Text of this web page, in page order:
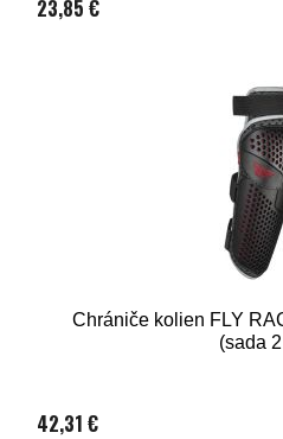
23,85 €
Chrániče kolien FLY
(sada
42,31 €